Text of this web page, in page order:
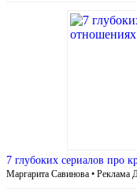
7 глубоких сериалов про
Маргарита Савинова • Реклама